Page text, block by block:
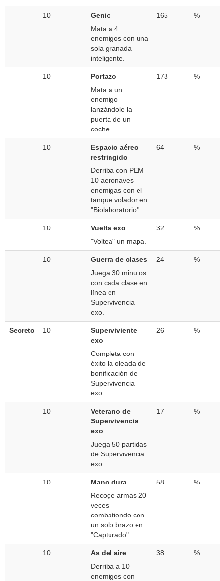
10
Genio
Mata a 4
enemigos con una
sola granada
inteligente.
165 %
10
Portazo
Mata a un
enemigo
lanzándole la
puerta de un
coche.
173 %
10
Espacio aéreo
restringido
Derriba con PEM
10 aeronaves
enemigas con el
tanque volador en
"Biolaboratorio".
64 %
10
Vuelta exo
"Voltea" un mapa.
32 %
10
Guerra de clases
Juega 30 minutos
con cada clase en
línea en
Supervivencia
exo.
24 %
Secreto 10
Superviviente
exo
Completa con
éxito la oleada de
bonificación de
Supervivencia
exo.
26 %
10
Veterano de
Supervivencia
exo
Juega 50 partidas
de Supervivencia
exo.
17 %
10
Mano dura
Recoge armas 20
veces
combatiendo con
un solo brazo en
"Capturado".
58 %
10
As del aire
Derriba a 10
enemigos con
38 %